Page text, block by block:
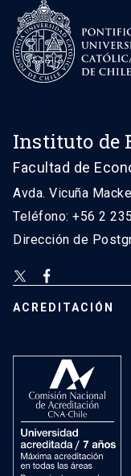
Instituto de
Facultad de
Avda. Vicuña
Teléfono: +56 2
Dirección de
ACREDITACIÓN